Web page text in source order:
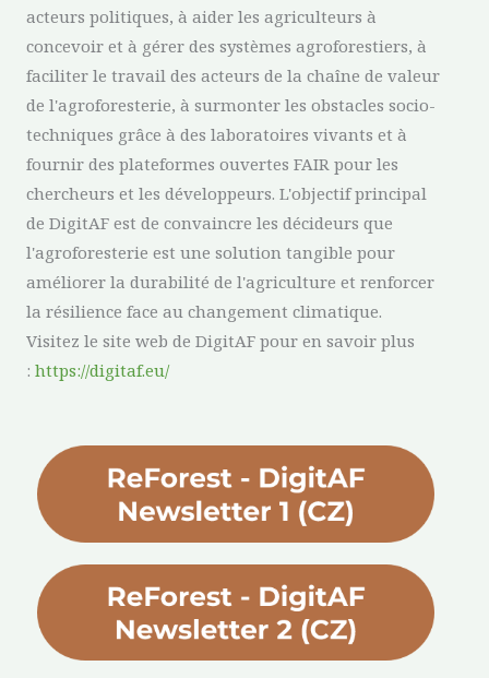
acteurs politiques, à aider les agriculteurs à
concevoir et à gérer des systèmes agroforestiers, à
faciliter le travail des acteurs de la chaîne de valeur
de l'agroforesterie, à surmonter les obstacles socio-
techniques grâce à des laboratoires vivants et à
fournir des plateformes ouvertes FAIR pour les
chercheurs et les développeurs. L'objectif principal
de DigitAF est de convaincre les décideurs que
l'agroforesterie est une solution tangible pour
améliorer la durabilité de l'agriculture et renforcer
la résilience face au changement climatique.
Visitez le site web de DigitAF pour en savoir plus
: https://digitaf.eu/